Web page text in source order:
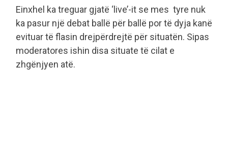
Einxhel ka treguar gjatë ‘live’-it se mes tyre nuk
ka pasur një debat ballë për ballë por të dyja kanë
evituar të flasin drejpërdrejtë për situatën. Sipas
moderatores ishin disa situate të cilat e
zhgënjyen atë.